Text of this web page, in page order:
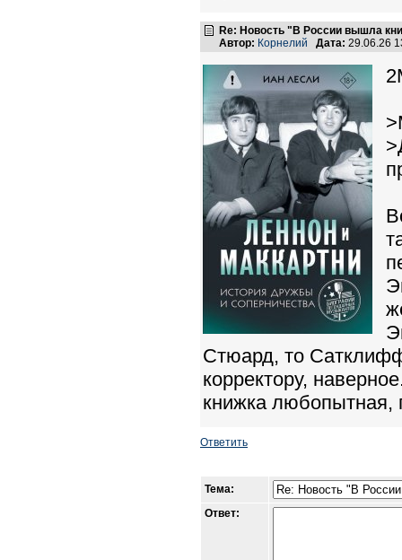
Re: Новость "В России вышла
Автор: Корнелий Дата: 29.06.26
Стюард, то
корректору,
книжка любопытная,
Ответить
Тема:
Ответ: